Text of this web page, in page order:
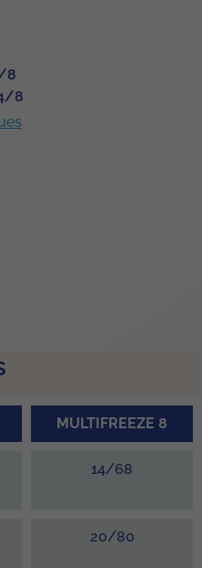
8
8
MULTIFREEZE 8
14/68
20/80